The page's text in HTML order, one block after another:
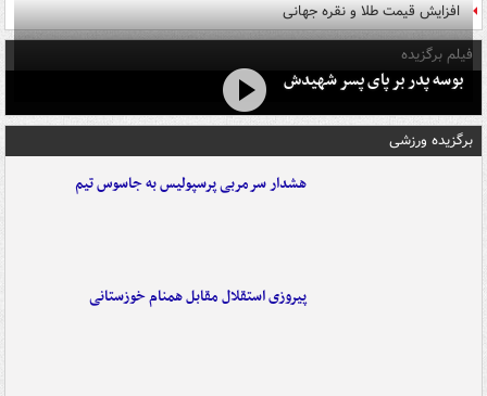
افزایش قیمت طلا و نقره جهانی
فیلم برگزیده
بوسه‌ پدر بر پای پسر شهیدش
برگزیده ورزشی
هشدار سرمربی پرسپولیس به جاسوس تیم
پیروزی استقلال مقابل همنام خوزستانی